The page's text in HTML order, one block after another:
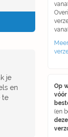
Meer
Op
vóór
(en
je
en
te